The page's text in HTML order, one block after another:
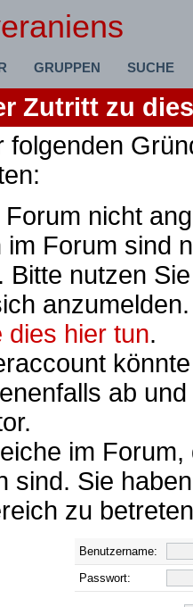
GRUPPEN SUCHE
Zutritt zu
folgenden
nicht
im Forum sind
Bitte nutzen
dies hier tun.
ab
im
sind. Sie
zu
Benutzername:
Passwort: